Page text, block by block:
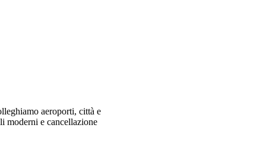
aeroporti, città e
moderni e cancellazione